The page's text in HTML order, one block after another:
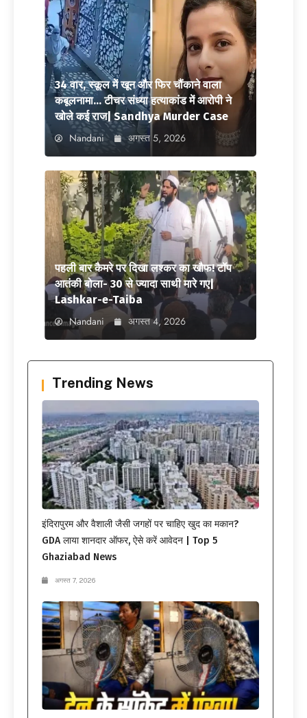
34 वार, स्कूल में खून और फिर चौंकाने वाला
कबूलनामा… टीचर संध्या हत्याकांड में आरोपी ने
खोले कई राज| Sandhya Murder Case
Nandani अगस्त 5, 2026
पहली बार कैमरे पर दिखा लश्कर का खौफ! टॉप
आतंकी बोला- 30 से ज्यादा साथी मारे गए|
Lashkar-e-Taiba
Nandani अगस्त 4, 2026
Trending News
इंदिरापुरम और वैशाली जैसी जगहों पर चाहिए खुद का मकान?
GDA लाया शानदार ऑफर, ऐसे करें आवेदन | Top 5
Ghaziabad News
अगस्त 7, 2026